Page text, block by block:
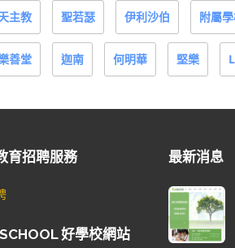
主教 聖若瑟 伊利沙伯 附屬
善堂 迦南 何明華 堅樂
育招聘服務
好學校網站
最新消息